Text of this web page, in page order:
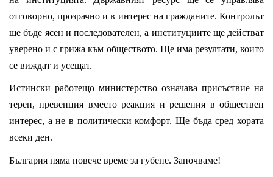
отговорно, прозрачно и в интерес на гражданите. Контролът
ще бъде ясен и последователен, а институциите ще действат
уверено и с грижа към обществото. Ще има резултати, които
се виждат и усещат.
Истински работещо министерство означава присъствие на
терен, превенция вместо реакция и решения в обществен
интерес, а не в политически комфорт. Ще бъда сред хората
всеки ден.
България няма повече време за губене. Започваме!